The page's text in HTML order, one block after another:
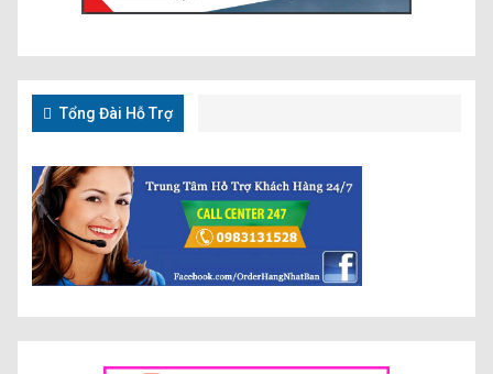
Tổng Đài Hỗ Trợ